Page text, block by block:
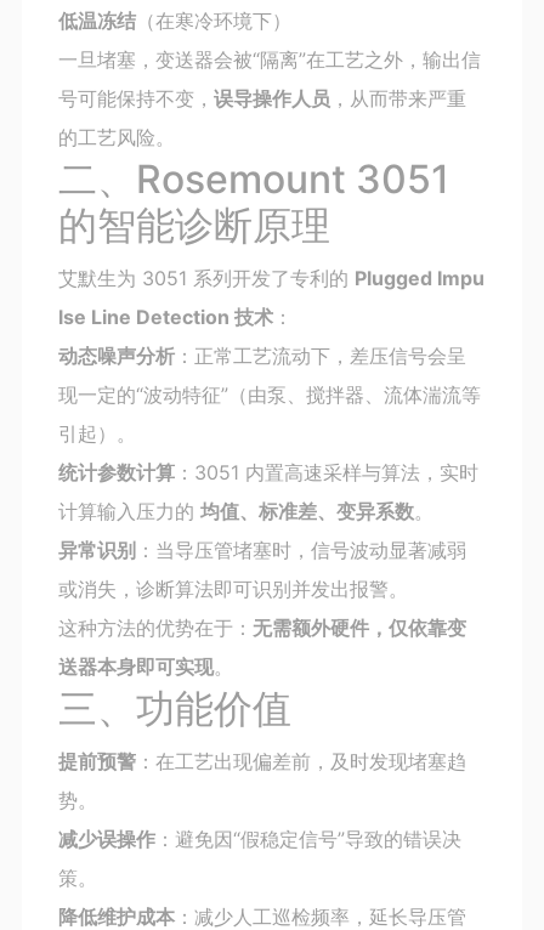
低温冻结 （在寒冷环境下）
一旦堵塞，变送器会被“隔离”在工艺之外，输出信
号可能保持不变，误导操作人员 ，从而带来严重
的工艺风险。
二、Rosemount 3051
的智能诊断原理
艾默生为 3051 系列开发了专利的 Plugged Impu
lse Line Detection 技术 ：
动态噪声分析 ：正常工艺流动下，差压信号会呈
现一定的“波动特征”（由泵、搅拌器、流体湍流等
引起）。
统计参数计算 ：3051 内置高速采样与算法，实时
计算输入压力的均值、标准差、变异系数。
异常识别 ：当导压管堵塞时，信号波动显著减弱
或消失，诊断算法即可识别并发出报警。
这种方法的优势在于： 无需额外硬件，仅依靠变
送器本身即可实现。
三、功能价值
提前预警 ：在工艺出现偏差前，及时发现堵塞趋
势。
减少误操作 ：避免因“假稳定信号”导致的错误决
策。
降低维护成本 ：减少人工巡检频率，延长导压管